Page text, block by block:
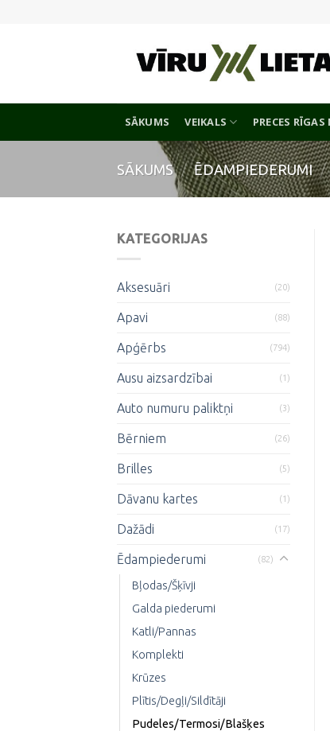
SĀKUMS VEIKALS PRECES
SĀKUMS / ĒDAMPIEDERUMI /
KATEGORIJAS
Aksesuāri (20)
Apavi (88)
Apģērbs (794)
Ausu aizsardzībai (1)
Auto numuru paliktņi (3)
Bērniem (26)
Brilles (5)
Dāvanu kartes (1)
Dažādi (17)
Ēdampiederumi (82)
Bļodas/Šķīvji
Galda piederumi
Katli/Pannas
Komplekti
Krūzes
Plītis/Degļi/Sildītāji
Pudeles/Termosi/Blašķes